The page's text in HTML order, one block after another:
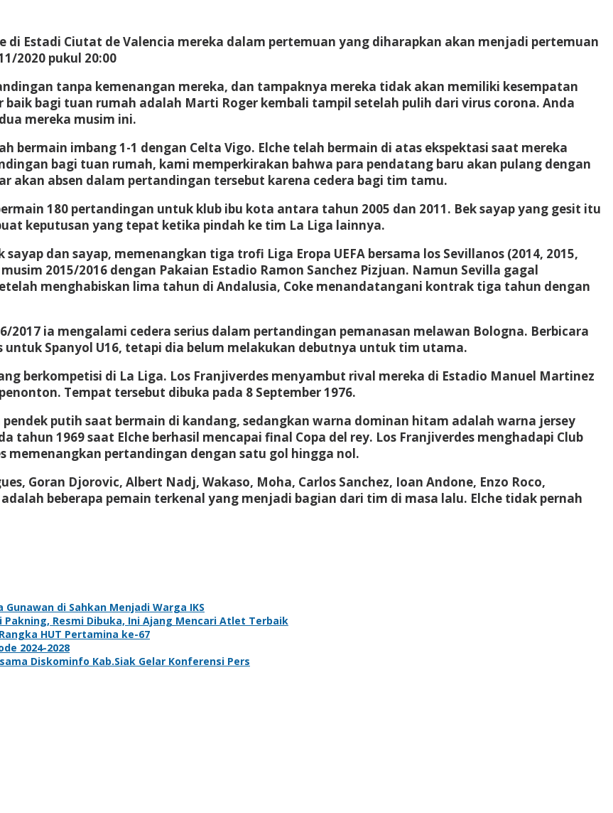
di Estadi Ciutat de Valencia mereka dalam pertemuan yang diharapkan akan menjadi pertemuan
2020 pukul 20:00
tanpa kemenangan mereka, dan tampaknya mereka tidak akan memiliki kesempatan
bagi tuan rumah adalah Marti Roger kembali tampil setelah pulih dari virus corona. Anda
mereka musim ini.
bermain imbang 1-1 dengan Celta Vigo. Elche telah bermain di atas ekspektasi saat mereka
bagi tuan rumah, kami memperkirakan bahwa para pendatang baru akan pulang dengan
akan absen dalam pertandingan tersebut karena cedera bagi tim tamu.
180 pertandingan untuk klub ibu kota antara tahun 2005 dan 2011. Bek sayap yang gesit itu
keputusan yang tepat ketika pindah ke tim La Liga lainnya.
dan sayap, memenangkan tiga trofi Liga Eropa UEFA bersama los Sevillanos (2014, 2015,
2015/2016 dengan Pakaian Estadio Ramon Sanchez Pizjuan. Namun Sevilla gagal
menghabiskan lima tahun di Andalusia, Coke menandatangani kontrak tiga tahun dengan
2017 ia mengalami cedera serius dalam pertandingan pemanasan melawan Bologna. Berbicara
Spanyol U16, tetapi dia belum melakukan debutnya untuk tim utama.
berkompetisi di La Liga. Los Franjiverdes menyambut rival mereka di Estadio Manuel Martinez
Tempat tersebut dibuka pada 8 September 1976.
putih saat bermain di kandang, sedangkan warna dominan hitam adalah warna jersey
tahun 1969 saat Elche berhasil mencapai final Copa del rey. Los Franjiverdes menghadapi Club
memenangkan pertandingan dengan satu gol hingga nol.
Goran Djorovic, Albert Nadj, Wakaso, Moha, Carlos Sanchez, Ioan Andone, Enzo Roco,
beberapa pemain terkenal yang menjadi bagian dari tim di masa lalu. Elche tidak pernah
Gunawan di Sahkan Menjadi Warga IKS
Pakning, Resmi Dibuka, Ini Ajang Mencari Atlet Terbaik
HUT Pertamina ke-67
2024-2028
Diskominfo Kab.Siak Gelar Konferensi Pers